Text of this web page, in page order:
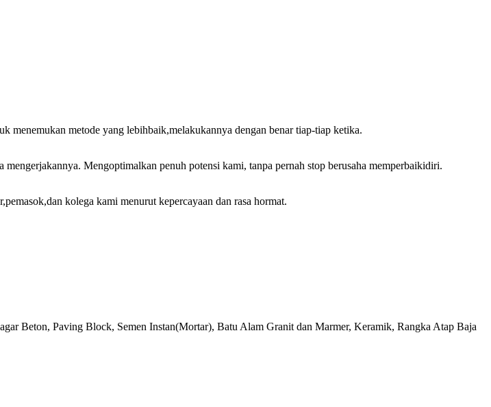
menemukan metode yang lebihbaik,melakukannya dengan benar tiap-tiap ketika.
Mengoptimalkan penuh potensi kami, tanpa pernah stop berusaha memperbaikidiri.
kolega kami menurut kepercayaan dan rasa hormat.
Beton, Paving Block, Semen Instan(Mortar), Batu Alam Granit dan Marmer, Keramik, Rangka Atap Baja